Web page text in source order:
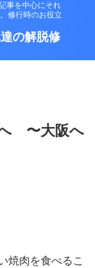
事を中心にそれ
修行時のお役立
の解脱修
〜大阪へ
焼肉を食べるこ